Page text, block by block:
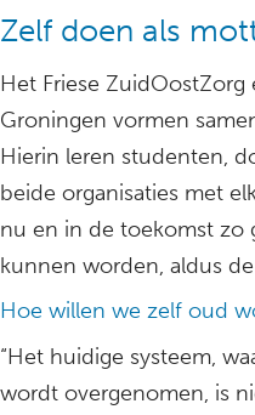
Zelf doen als
Het Friese
Groningen vormen
Hierin leren studenten,
beide organisaties met
nu en in de toekomst zo
kunnen worden, aldus
Hoe willen we zelf oud
“Het huidige systeem,
wordt overgenomen, is